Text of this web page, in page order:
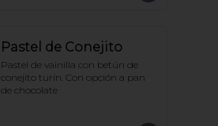
Pastel de Conejito
Pastel de vainilla con betún de
conejito turín. Con opción a pan
de chocolate